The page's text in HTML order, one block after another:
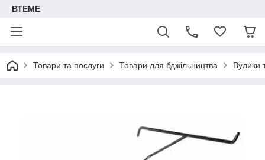
ВТЕМЕ
Товари та послуги Товари для бджільництва Вулики